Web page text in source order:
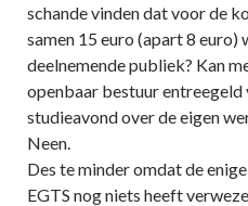
schande vinden dat voor de
samen 15 euro (apart 8 euro)
deelnemende publiek? Kan
openbaar bestuur
studieavond over de eigen
Neen.
Des te minder omdat de
EGTS nog niets heeft